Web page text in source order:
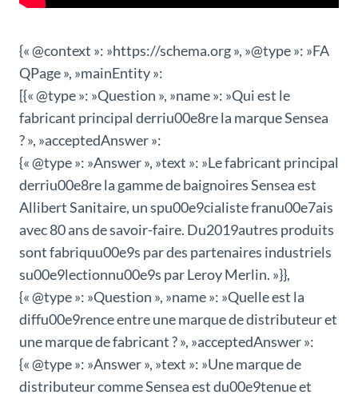
{« @context »: »https://schema.org », »@type »: »FA
QPage », »mainEntity »:
[{« @type »: »Question », »name »: »Qui est le
fabricant principal derriu00e8re la marque Sensea
? », »acceptedAnswer »:
{« @type »: »Answer », »text »: »Le fabricant principal
derriu00e8re la gamme de baignoires Sensea est
Allibert Sanitaire, un spu00e9cialiste franu00e7ais
avec 80 ans de savoir-faire. Du2019autres produits
sont fabriquu00e9s par des partenaires industriels
su00e9lectionnu00e9s par Leroy Merlin. »}},
{« @type »: »Question », »name »: »Quelle est la
diffu00e9rence entre une marque de distributeur et
une marque de fabricant ? », »acceptedAnswer »:
{« @type »: »Answer », »text »: »Une marque de
distributeur comme Sensea est du00e9tenue et